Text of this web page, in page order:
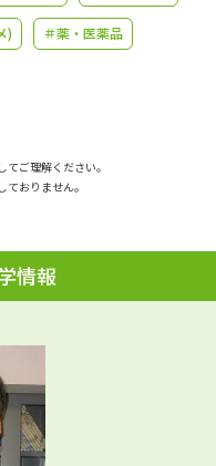
ビライブ
ト
進学IDについて
情報取扱規定
のご案内
) ＃薬・医薬品
ご理解ください。
おりません。
情報